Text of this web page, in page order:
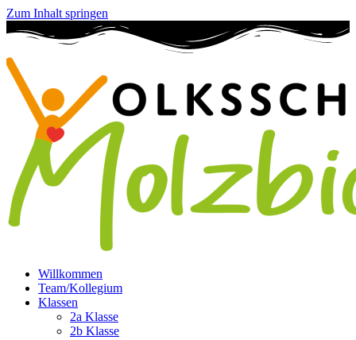
Zum Inhalt springen
Willkommen
Team/Kollegium
Klassen
2a Klasse
2b Klasse